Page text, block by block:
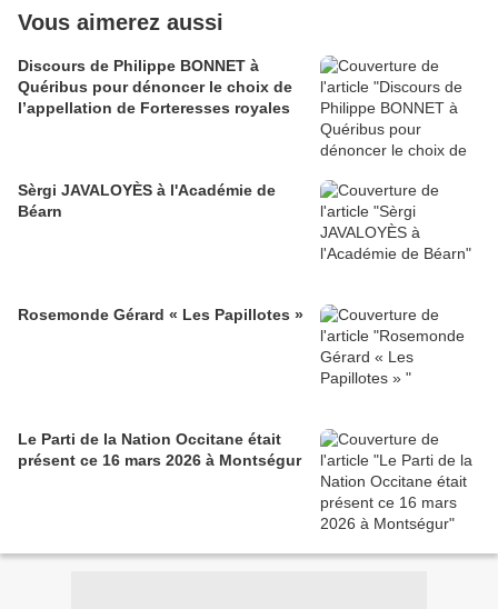
Vous aimerez aussi
Discours de Philippe BONNET à
Quéribus pour dénoncer le choix de
l’appellation de Forteresses royales
Sèrgi JAVALOYÈS à l'Académie de
Béarn
Rosemonde Gérard « Les Papillotes »
Le Parti de la Nation Occitane était
présent ce 16 mars 2026 à Montségur